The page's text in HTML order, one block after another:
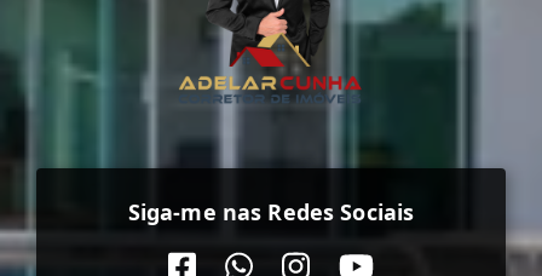
Siga-me nas Redes Sociais